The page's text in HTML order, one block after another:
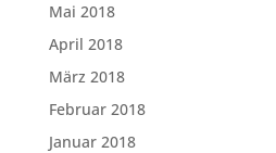
Mai 2018
April 2018
März 2018
Februar 2018
Januar 2018